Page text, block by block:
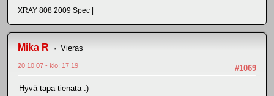
XRAY 808 2009 Spec |
Mika R Vieras
#1069
20.10.07 - klo: 17.19
Hyvä tapa tienata :)